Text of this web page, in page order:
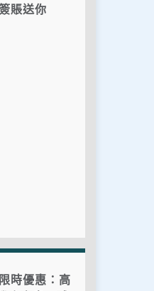
賬送你
時優惠：高